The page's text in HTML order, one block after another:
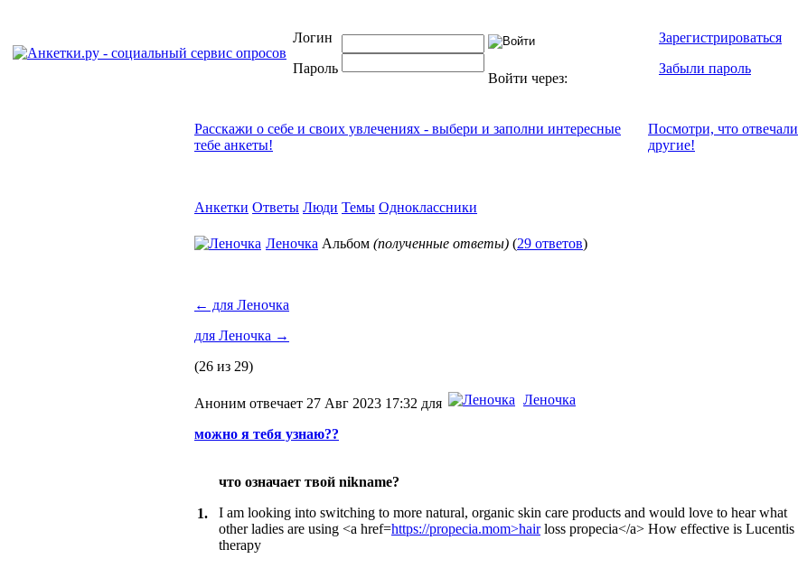
Логин
Пароль
Войти через:
Зарегистрироваться
Забыли пароль
Расскажи о себе и своих увлечениях - выбери и заполни интересные
тебе анкеты!
Посмотри, что отвeчали
другие!
Анкетки Ответы Люди Темы Одноклассники
Леночка Альбом (полученные ответы) (29 ответов)
← для Леночка
для Леночка →
(26 из 29)
Аноним отвечает 27 Авг 2023 17:32 для Леночка
можно я тебя узнаю??
1.
что означает твой nikname?
I am looking into switching to more natural, organic skin care products and would love to hear what
other ladies are using <a href=https://propecia.mom>hairloss propecia</a> How effective is Lucentis
therapy